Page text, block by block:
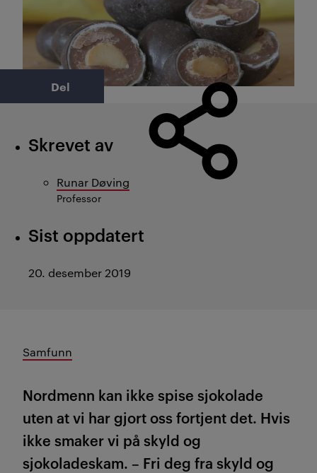
Del
Skrevet av
Runar Døving
Professor
Sist oppdatert
20. desember 2019
Samfunn
Nordmenn kan ikke spise sjokolade
uten at vi har gjort oss fortjent det. Hvis
ikke smaker vi på skyld og
sjokoladeskam. – Fri deg fra skyld og